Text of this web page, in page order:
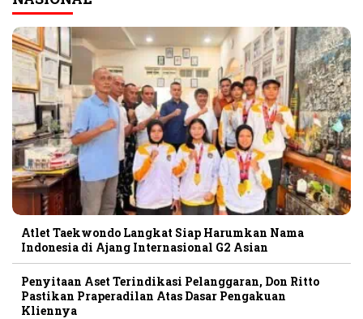
Atlet Taekwondo Langkat Siap Harumkan Nama
Indonesia di Ajang Internasional G2 Asian
Penyitaan Aset Terindikasi Pelanggaran, Don Ritto
Pastikan Praperadilan Atas Dasar Pengakuan
Kliennya